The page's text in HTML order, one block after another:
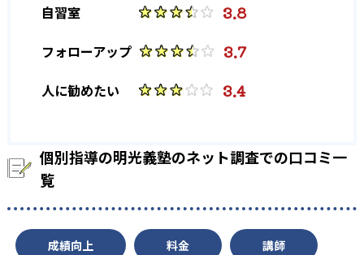
自習室 3.8
フォローアップ 3.7
人に勧めたい 3.4
個別指導の明光義塾のネット調査での口コミ一
覧
成績向上 料金 講師